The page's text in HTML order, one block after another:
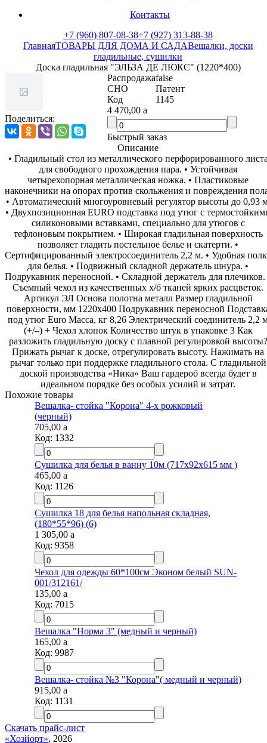
Контакты
+7 (960) 807-08-38+7 (927) 313-88-38
ГлавнаяТОВАРЫ ДЛЯ ДОМА И САДАВешалки, доски
гладильные, сушилки
Доска гладильная "ЭЛЬЗА ДЕ ЛЮКС" (1220*400)
Поделиться:
Распродажаfalse
СНО
Патент
Код
1145
4 470,00a
Быстрый заказ
Описание
• Гладильный стол из металлического перфорированного листа
для свободного прохождения пара. • Устойчивая
четырехопорная металлическая ножка. • Пластиковые
наконечники на опорах против скольжения и повреждения пола.
• Автоматический многоуровневый регулятор высоты до 0,93 м.
• Двухпозиционная EURO подставка под утюг с термостойкими
силиконовыми вставками, специально для утюгов с
тефлоновым покрытием. • Широкая гладильная поверхность
позволяет гладить постельное белье и скатерти. •
Сертифицированный электросоединитель 2,2 м. • Удобная полка
для белья. • Подвижный складной держатель шнура. •
Подрукавник переносной. • Складной держатель для плечиков. •
Съемный чехол из качественных х/б тканей ярких расцветок.
Артикул ЭЛ Основа полотна металл Размер гладильной
поверхности, мм 1220х400 Подрукавник переносной Подставка
под утюг Euro Масса, кг 8,26 Электрический соединитель 2,2 м
(+/–) + Чехол хлопок Количество штук в упаковке 3 Как
разложить гладильную доску с плавной регулировкой высоты?
Прижать рычаг к доске, отрегулировать высоту. Нажимать на
рычаг только при поддержке гладильного стола. С гладильной
доской производства «Ника» Ваш гардероб всегда будет в
идеальном порядке без особых усилий и затрат.
Похожие товары
Вешалка- стойка "Корона" 4-х рожковый
(черный)
705,00a
Код:1332
Сушилка для белья в ванну 10м (717х92х615 мм )
465,00a
Код:1126
Сушилка 18 для белья напольная складная,
(180*55*96) (6)
1 305,00a
Код:9358
Чехол для одежды 60*100см Эконом белый SUN-
001/312161/
135,00a
Код:7015
Вешалка "Норма 3" (медный и черный)
165,00a
Код:9987
Вешалка- стойка №3 "Корона"( медный и черный)
915,00a
Код:1131
Скачать прайс-лист
«Хозйорт», 2026